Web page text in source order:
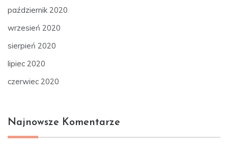
październik 2020
wrzesień 2020
sierpień 2020
lipiec 2020
czerwiec 2020
Najnowsze Komentarze